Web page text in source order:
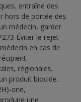
entraîne des
hors de portée des
médecin, garder
Éviter le rejet
en cas de
régionales,
produit biocide.
one,
une